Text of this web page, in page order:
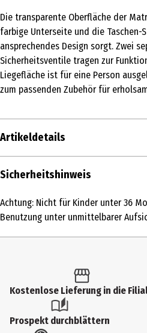
Die transparente Oberfläche der
farbige Unterseite und die Taschen-
ansprechendes Design sorgt. Zwei
Sicherheitsventile tragen zur
Liegefläche ist für eine Person
zum passenden Zubehör für
Artikeldetails
Inhalt
Produkttyp
Artikelnummer des Herstellers
Sicherheitshinweis
Achtung: Nicht für Kinder unter 36
Benutzung unter unmittelbarer
Kostenlose Lieferung in die
Prospekt durchblättern